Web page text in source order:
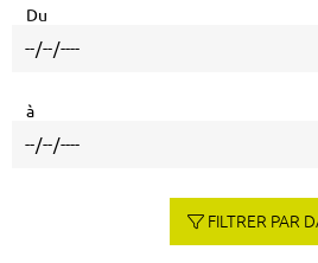
Du
à
FILTRER PAR